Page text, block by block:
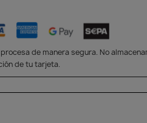
de manera segura. No
de tu tarjeta.